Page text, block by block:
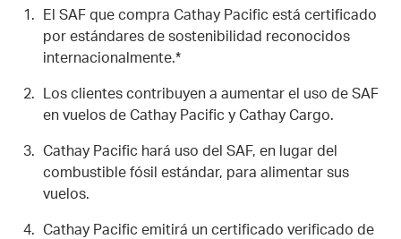
El SAF que compra Cathay Pacific está certificado
por estándares de sostenibilidad reconocidos
internacionalmente.*
Los clientes contribuyen a aumentar el uso de SAF
en vuelos de Cathay Pacific y Cathay Cargo.
Cathay Pacific hará uso del SAF, en lugar del
combustible fósil estándar, para alimentar sus
vuelos.
Cathay Pacific emitirá un certificado verificado de